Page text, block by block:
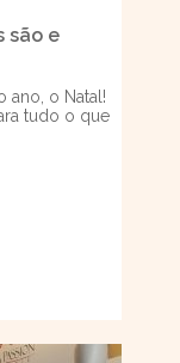
são e
ano, o Natal!
tudo o que